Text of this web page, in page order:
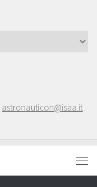
astronauticon@isaa.it